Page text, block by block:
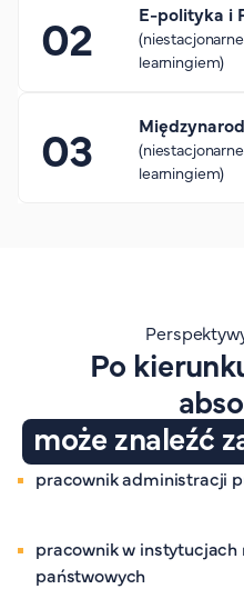
E-polityka i
learningiem)
learningiem)
Po
może znaleźć
pracownik administracji
pracownikw instytucjach
państwowych